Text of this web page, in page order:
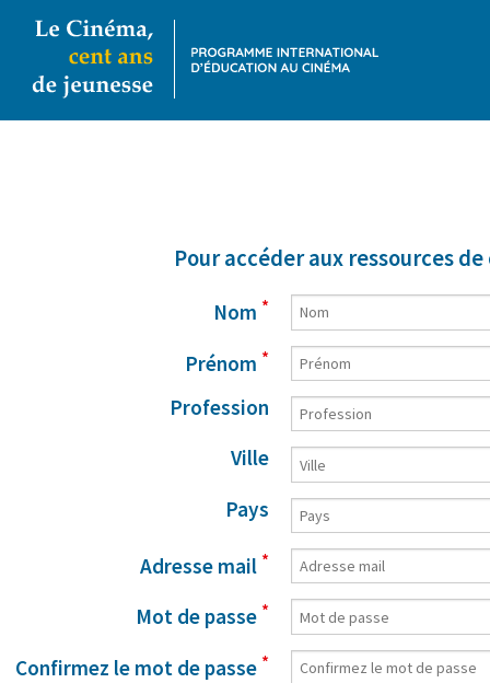
Pour accéder aux ressources
Nom *
Prénom *
Profession
Ville
Pays
Adresse mail *
Mot de passe *
Confirmez le mot de passe *